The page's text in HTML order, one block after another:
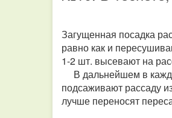
Загущенная посадка
равно как и
1-2 шт. высевают на
В дальнейшем в
подсаживают рассаду
лучше переносят